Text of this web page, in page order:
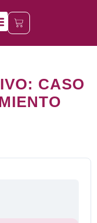
CASO